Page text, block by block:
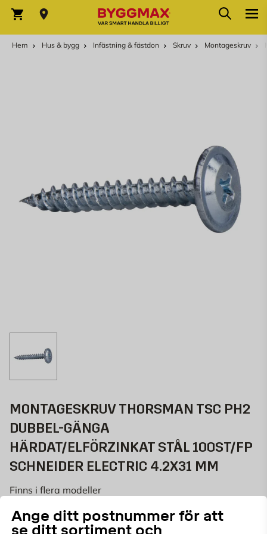
Ange ditt postnummer för att
se ditt sortiment och
Varukorg Sök
Hem Hus & bygg Infästning & fästdon Skruv Montageskruv
MONTAGESKRUV THORSMAN TSC PH2
DUBBEL-GÄNGA
HÄRDAT/ELFÖRZINKAT STÅL 100ST/FP
SCHNEIDER ELECTRIC 4.2X31 MM
Finns i flera modeller
ART.NR: 687251125